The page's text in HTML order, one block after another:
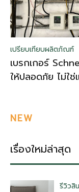
เปรียบเทียบผลิตภัณฑ์
เบรกเกอร์
ให้ปลอดภัย ไม่ใช่
NEW
เรื่องใหม่ล่าสุด
รีวิวสิ